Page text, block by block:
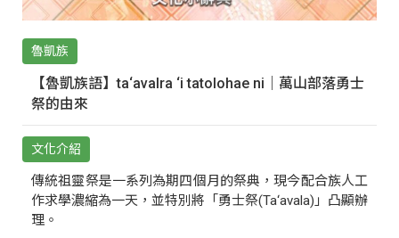
魯凱族
【魯凱族語】ta‘avalra ‘i tatolohae ni｜萬山部落勇士
祭的由來
文化介紹
傳統祖靈祭是一系列為期四個月的祭典，現今配合族人工
作求學濃縮為一天，並特別將「勇士祭(Ta‘avala)」凸顯辦
理。